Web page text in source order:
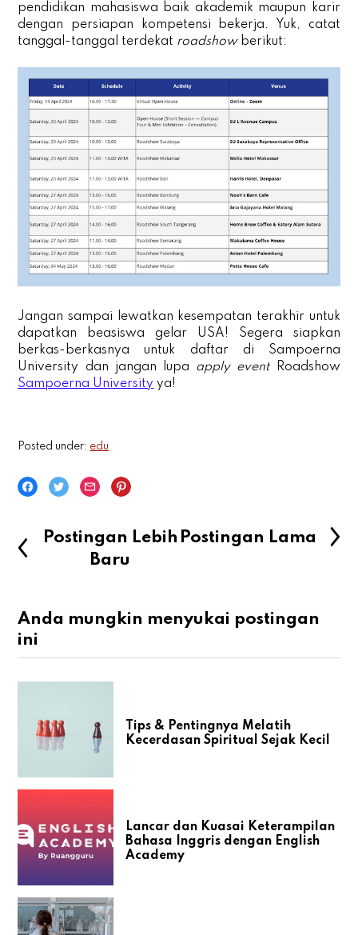
pendidikan mahasiswa baik akademik maupun karir
dengan persiapan kompetensi bekerja. Yuk, catat
tanggal-tanggal terdekat roadshow berikut:
Jangan sampai lewatkan kesempatan terakhir untuk
dapatkan beasiswa gelar USA! Segera siapkan
berkas-berkasnya untuk daftar di Sampoerna
University dan jangan lupa apply event Roadshow
Sampoerna University ya!
Posted under: edu
Postingan Lebih
Baru
Postingan Lama
Anda mungkin menyukai postingan
ini
Tips & Pentingnya Melatih
Kecerdasan Spiritual Sejak Kecil
Lancar dan Kuasai Keterampilan
Bahasa Inggris dengan English
Academy